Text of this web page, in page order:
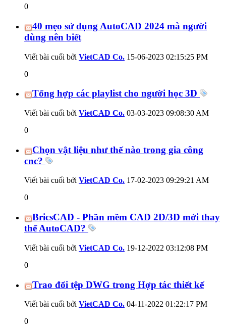
0
40 mẹo sử dụng AutoCAD 2024 mà người
dùng nên biết
Viết bài cuối bởi VietCAD Co. 15-06-2023 02:15:25 PM
0
Tổng hợp các playlist cho người học 3D
Viết bài cuối bởi VietCAD Co. 03-03-2023 09:08:30 AM
0
Chọn vật liệu như thế nào trong gia công
cnc?
Viết bài cuối bởi VietCAD Co. 17-02-2023 09:29:21 AM
0
BricsCAD - Phần mềm CAD 2D/3D mới thay
thế AutoCAD?
Viết bài cuối bởi VietCAD Co. 19-12-2022 03:12:08 PM
0
Trao đổi tệp DWG trong Hợp tác thiết kế
Viết bài cuối bởi VietCAD Co. 04-11-2022 01:22:17 PM
0